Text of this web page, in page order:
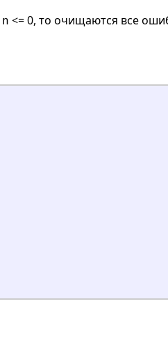
n <= 0, то очищаются все